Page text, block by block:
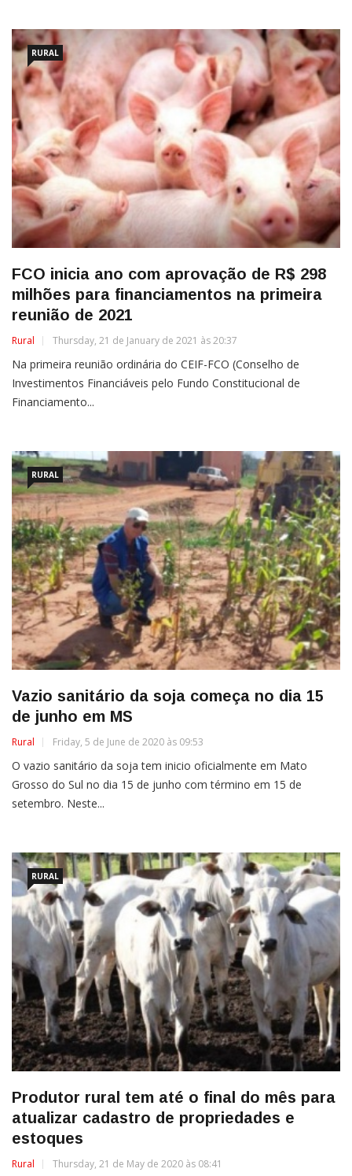
RURAL
FCO inicia ano com aprovação de R$ 298
milhões para financiamentos na primeira
reunião de 2021
Rural Thursday, 21 de January de 2021 às 20:37
Na primeira reunião ordinária do CEIF-FCO (Conselho de
Investimentos Financiáveis pelo Fundo Constitucional de
Financiamento...
RURAL
Vazio sanitário da soja começa no dia 15
de junho em MS
Rural Friday, 5 de June de 2020 às 09:53
O vazio sanitário da soja tem inicio oficialmente em Mato
Grosso do Sul no dia 15 de junho com término em 15 de
setembro. Neste...
RURAL
Produtor rural tem até o final do mês para
atualizar cadastro de propriedades e
estoques
Rural Thursday, 21 de May de 2020 às 08:41